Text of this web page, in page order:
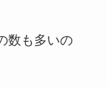
数も多いの